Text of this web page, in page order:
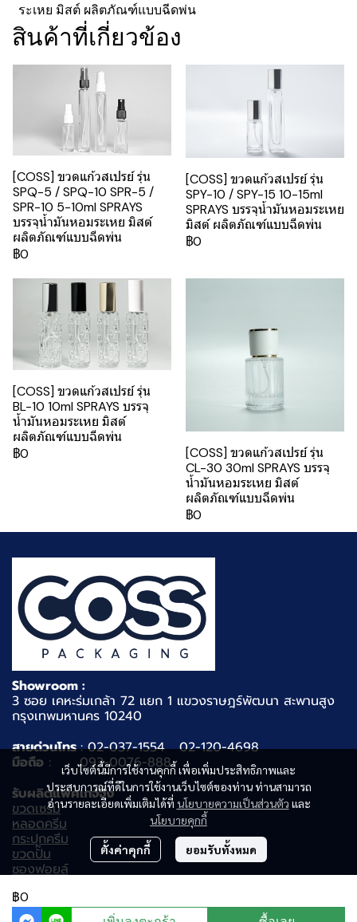
ระเหย มิสต์ ผลิตภัณฑ์แบบฉีดพ่น
สินค้าที่เกี่ยวข้อง
[COSS] ขวดแก้วสเปรย์ รุ่น
SPQ-5 / SPQ-10 SPR-5 /
SPR-10 5-10ml SPRAYS
บรรจุน้ำมันหอมระเหย มิสต์
ผลิตภัณฑ์แบบฉีดพ่น
฿0
[COSS] ขวดแก้วสเปรย์ รุ่น
SPY-10 / SPY-15 10-15ml
SPRAYS บรรจุน้ำมันหอมระเหย
มิสต์ ผลิตภัณฑ์แบบฉีดพ่น
฿0
[COSS] ขวดแก้วสเปรย์ รุ่น
BL-10 10ml SPRAYS บรรจุ
น้ำมันหอมระเหย มิสต์
ผลิตภัณฑ์แบบฉีดพ่น
฿0
[COSS] ขวดแก้วสเปรย์ รุ่น
CL-30 30ml SPRAYS บรรจุ
น้ำมันหอมระเหย มิสต์
ผลิตภัณฑ์แบบฉีดพ่น
฿0
฿0
เว็บไซต์นี้มีการใช้งานคุกกี้ เพื่อเพิ่มประสิทธิภาพและ
ประสบการณ์ที่ดีในการใช้งานเว็บไซต์ของท่าน ท่านสามารถ
อ่านรายละเอียดเพิ่มเติมได้ที่ นโยบายความเป็นส่วนตัว และ
นโยบายคุกกี้
ตั้งค่าคุกกี้ ยอมรับทั้งหมด
Showroom :
3 ซอย เคหะร่มเกล้า 72 แยก 1 แขวงราษฎร์พัฒนา สะพานสูง
กรุงเทพมหานคร 10240
สายด่วนโทร: 02-037-1554 02-120-4698
มือถือ : 093-0076-888
รับผลิตแพคเกจจิ้ง
ขวดเซรั่ม
หลอดครีม
กระปุกครีม
ขวดปั๊ม
ซองฟอยล์